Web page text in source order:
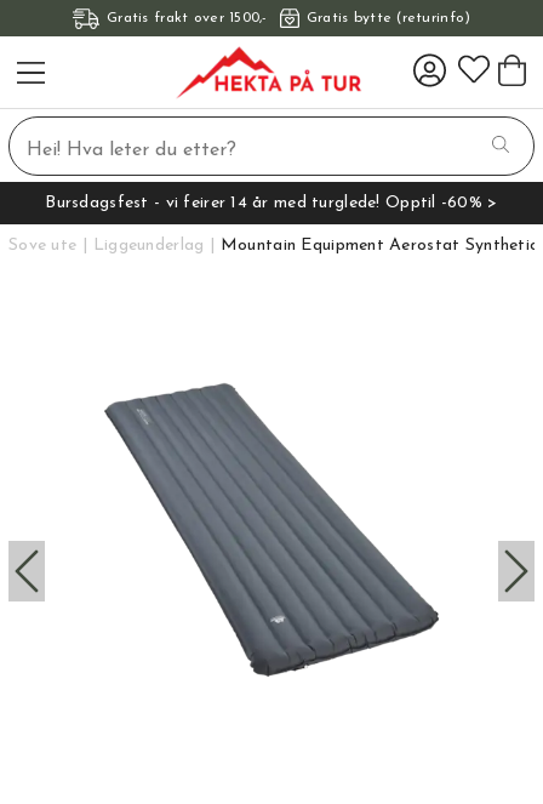
Gratis frakt over 1500,- Gratis bytte (returinfo)
Bursdagsfest - vi feirer 14 år med turglede! Opptil -60% >
Sove ute Liggeunderlag Mountain Equipment Aerostat